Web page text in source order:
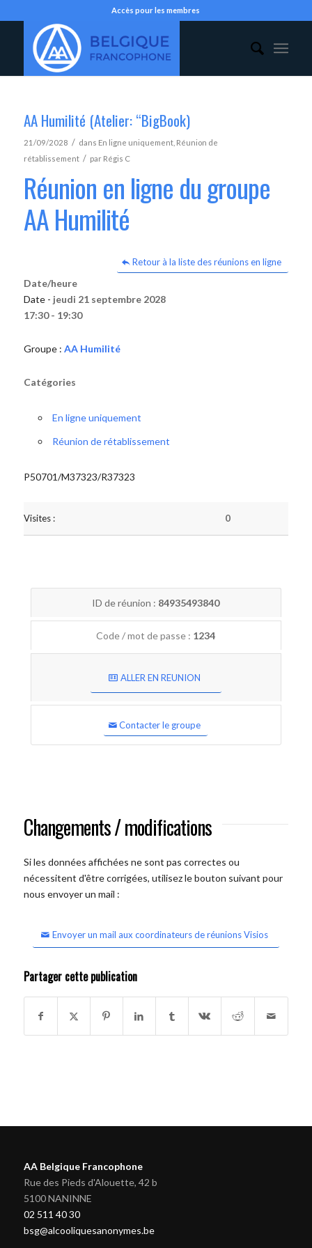
Accès pour les membres
AA Humilité (Atelier: “BigBook)
21/09/2028 / dans En ligne uniquement, Réunion de
rétablissement / par Régis C
Réunion en ligne du groupe
AA Humilité
Retour à la liste des réunions en ligne
Date/heure
Date - jeudi 21 septembre 2028
17:30 - 19:30
Groupe : AA Humilité
Catégories
En ligne uniquement
Réunion de rétablissement
P50701/M37323/R37323
Visites : 0
ID de réunion : 84935493840
Code / mot de passe : 1234
ALLER EN REUNION
Contacter le groupe
Changements / modifications
Si les données affichées ne sont pas correctes ou
nécessitent d'être corrigées, utilisez le bouton suivant pour
nous envoyer un mail :
Envoyer un mail aux coordinateurs de réunions Visios
Partager cette publication
AA Belgique Francophone
Rue des Pieds d'Alouette, 42 b
5100 NANINNE
02 511 40 30
bsg@alcooliquesanonymes.be